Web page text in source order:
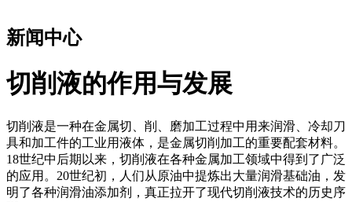
新闻中心
切削液的作用与发展
切削液是一种在金属切、削、磨加工过程中用来润滑、冷却刀
具和加工件的工业用液体，是金属切削加工的重要配套材料。
18世纪中后期以来，切削液在各种金属加工领域中得到了广泛
的应用。20世纪初，人们从原油中提炼出大量润滑基础油，发
明了各种润滑油添加剂，真正拉开了现代切削液技术的历史序